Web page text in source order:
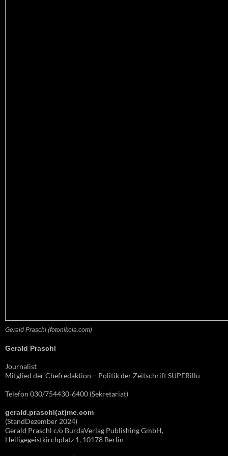
Gerald Praschl (fotonikola.com)
Gerald Praschl
Journalist
Mitglied der Chefredaktion – Politik der Zeitschrift SUPERillu
Telefon 030/754430-6400 (Sekretariat)
gerald.praschl(at)me.com
(StandDezember 2024)
Gerald Praschl c/o BurdaVerlag Publishing GmbH,
Heiligegeistkirchplatz 1, 10178 Berlin